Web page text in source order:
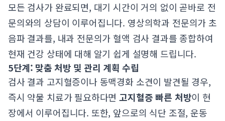
모든 검사가 완료되면, 대기 시간이 거의 없이 곧바로 전
문의와의 상담이 이루어집니다. 영상의학과 전문의가 초
음파 결과를, 내과 전문의가 혈액 검사 결과를 종합하여
현재 건강 상태에 대해 알기 쉽게 설명해 드립니다.
5단계: 맞춤 처방 및 관리 계획 수립
검사 결과 고지혈증이나 동맥경화 소견이 발견될 경우,
즉시 약물 치료가 필요하다면고지혈증 빠른 처방이 현
장에서 이루어집니다. 또한, 앞으로의 식단 조절, 운동